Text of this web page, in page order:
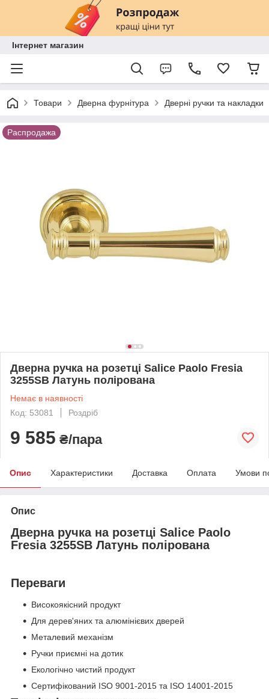
Інтернет магазин
Товари Дверна фурнітура Дверні ручки та накладки
Распродажа
Дверна ручка на розетці Salice Paolo Fresia
3255SB Латунь полірована
Немає в наявності
Код: 53081
Роздріб
9 585 ₴/пара
Опис Характеристики Доставка Оплата Умови
Опис
Дверна ручка на розетці Salice Paolo
Fresia 3255SB Латунь полірована
Переваги
Високоякісний продукт
Для дерев'яних та алюмінієвих дверей
Металевий механізм
Ручки приємні на дотик
Екологічно чистий продукт
Сертифікований ISO 9001-2015 та ISO 14001-2015